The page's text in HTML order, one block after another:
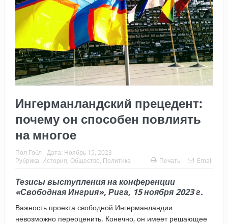
Ингерманландский прецедент:
почему он способен повлиять
на многое
Пол Гобл Дата: Ноябрь 15, 2023
Рубрика: История Общество Политика Печать Email
Тезисы выступления наконференции
«Свободная Ингрия», Рига, 15 ноября 2023 г.
Важность проекта свободной Ингерманландии
невозможно переоценить. Конечно, он имеет решающее